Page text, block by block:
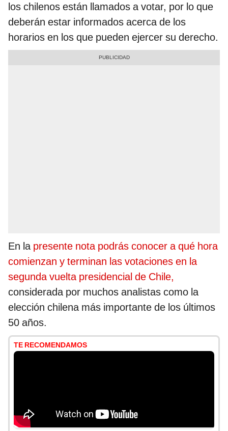
los chilenos están llamados a votar, por lo que
deberán estar informados acerca de los
horarios en los que pueden ejercer su derecho.
En la presente nota podrás conocer a qué hora
comienzan y terminan las votaciones en la
segunda vuelta presidencial de Chile,
considerada por muchos analistas como la
elección chilena más importante de los últimos
50 años.
TE RECOMENDAMOS